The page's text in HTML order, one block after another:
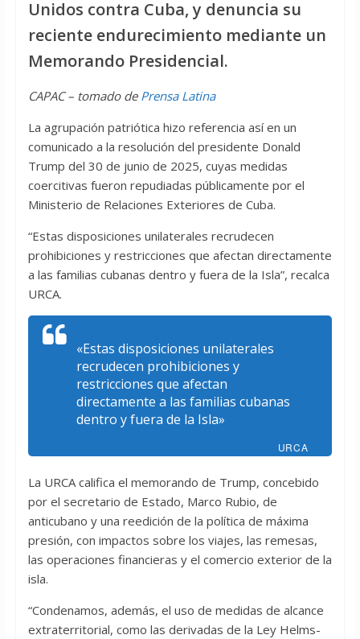
Unidos contra Cuba, y denuncia su
reciente endurecimiento mediante un
Memorando Presidencial.
CAPAC – tomado de Prensa Latina
La agrupación patriótica hizo referencia así en un
comunicado a la resolución del presidente Donald
Trump del 30 de junio de 2025, cuyas medidas
coercitivas fueron repudiadas públicamente por el
Ministerio de Relaciones Exteriores de Cuba.
“Estas disposiciones unilaterales recrudecen
prohibiciones y restricciones que afectan directamente
a las familias cubanas dentro y fuera de la Isla”, recalca
URCA.
«Estas disposiciones unilaterales
recrudecen prohibiciones y
restricciones que afectan
directamente a las familias cubanas
dentro y fuera de la Isla»
URCA
La URCA califica el memorando de Trump, concebido
por el secretario de Estado, Marco Rubio, de
anticubano y una reedición de la política de máxima
presión, con impactos sobre los viajes, las remesas,
las operaciones financieras y el comercio exterior de la
isla.
“Condenamos, además, el uso de medidas de alcance
extraterritorial, como las derivadas de la Ley Helms-